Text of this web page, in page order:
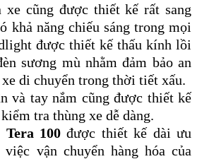
xe cũng được thiết kế rất sang
khả năng chiếu sáng trong mọi
được thiết kế thấu kính lồi
sương mù nhằm đảm bảo an
di chuyển trong thời tiết xấu.
và tay nắm cũng được thiết kế
tra thùng xe dễ dàng.
100 được thiết kế dài ưu
vận chuyển hàng hóa của